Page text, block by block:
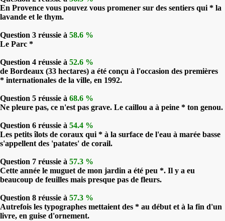
En Provence vous pouvez vous promener sur des sentiers qui * la
lavande et le thym.
Question 3 réussie à 58.6 %
Le Parc *
Question 4 réussie à 52.6 %
de Bordeaux (33 hectares) a été conçu à l'occasion des premières
* internationales de la ville, en 1992.
Question 5 réussie à 68.6 %
Ne pleure pas, ce n'est pas grave. Le caillou a à peine * ton genou.
Question 6 réussie à 54.4 %
Les petits îlots de coraux qui * à la surface de l'eau à marée basse
s'appellent des 'patates' de corail.
Question 7 réussie à 57.3 %
Cette année le muguet de mon jardin a été peu *. Il y a eu
beaucoup de feuilles mais presque pas de fleurs.
Question 8 réussie à 57.3 %
Autrefois les typographes mettaient des * au début et à la fin d'un
livre, en guise d'ornement.